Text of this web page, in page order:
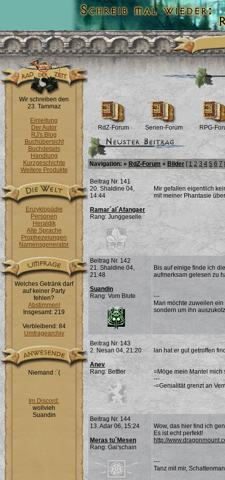
Wir schreiben den
23. Tammaz
Einleitung
Der Autor
RJ's Blog
Buchübersicht
Buchdetails
Handlung
Kurzgeschichte
Weitere Produkte
Enzyklopädie
Personen
Heraldik
Alte Sprache
Prophezeiungen
Namensgenerator
Welches Getränk darf
auf keiner Party
fehlen?
Abstimmen!
Insgesamt: 219
Verbleibend: 84
Umfragearchiv
Niemand :`(
Im Discord:
wollvieh
Suandin
RdZ-Forum Serien-Forum RPG-
Navigation: » RdZ-Forum » Bilder [ 1 2 3 4 5 6 7
Beitrag Nr. 141
20. Shaldine 04,
14:44
Ramar´al´Afangaer
Rang: Junggeselle
Mir gefallen eigentlich
mit meiner Phantasie
Beitrag Nr. 142
21. Shaldine 04,
21:48
Suandin
Rang: Vom Blute
Bis auf einige finde ich
aufmerksam gelesen zu
---
Man möchte zuweilen
sondern um ihn
Beitrag Nr. 143
2. Nesan 04, 21:20
Anev
Rang: Bettler
lan hat er gut getroffen
=Möge mein Mantel mich
---
-=Genialität grenzt an
Beitrag Nr. 144
13. Adar 06, 15:24
Meras tu´Mesen
Rang: Gai'schain
Wow, das hier find ich
Es ist echt perfekt!
http://
---
Tanz mit mir,